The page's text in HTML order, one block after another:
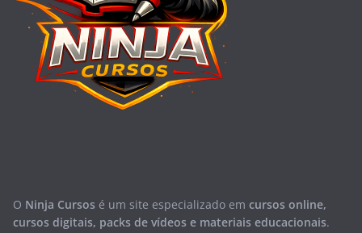
O Ninja Cursos é um site especializado em cursos online,
cursos digitais, packs de vídeos e materiais educacionais.